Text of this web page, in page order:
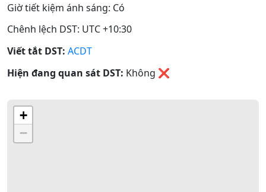
Giờ tiết kiệm ánh sáng: Có
Chênh lệch DST: UTC +10:30
Viết tắt DST: ACDT
Hiện đang quan sát DST: Không ❌
+
−